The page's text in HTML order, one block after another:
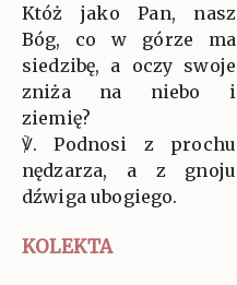
Któż jako Pan, nasz
Bóg, co w górze ma
siedzibę, a oczy swoje
zniża na niebo i
ziemię?
℣. Podnosi z prochu
nędzarza, a z gnoju
dźwiga ubogiego.
KOLEKTA